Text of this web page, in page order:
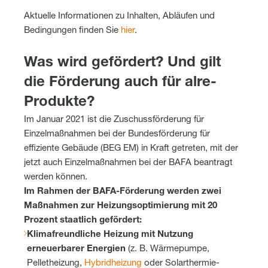
Aktuelle Informationen zu Inhalten, Abläufen und
Bedingungen finden Sie hier.
Was wird gefördert? Und gilt
die Förderung auch für alre-
Produkte?
Im Januar 2021 ist die Zuschussförderung für
Einzelmaßnahmen bei der Bundesförderung für
effiziente Gebäude (BEG EM) in Kraft getreten, mit der
jetzt auch Einzelmaßnahmen bei der BAFA beantragt
werden können.
Im Rahmen der BAFA-Förderung werden zwei
Maßnahmen zur Heizungsoptimierung mit 20
Prozent staatlich gefördert:
Klimafreundliche Heizung mit Nutzung
erneuerbarer Energien (z. B. Wärmepumpe,
Pelletheizung, Hybridheizung oder Solarthermie-